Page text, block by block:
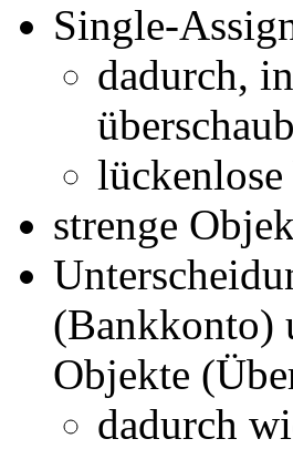
Single-
dadurch,
strenge
(Bankkonto)
Objekte
dadurch